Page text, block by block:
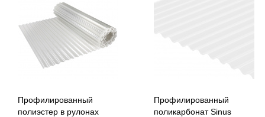
Профилированный
полиэстер в рулонах
Профилированный
поликарбонат Sinus